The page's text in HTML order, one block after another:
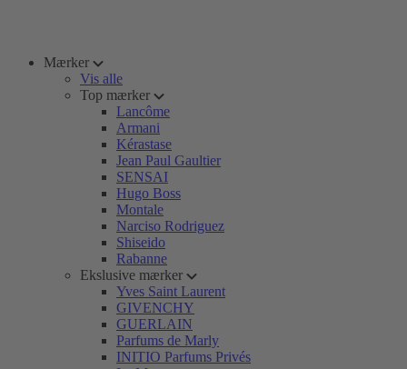
Mærker
Vis alle
Top mærker
Lancôme
Armani
Kérastase
Jean Paul Gaultier
SENSAI
Hugo Boss
Montale
Narciso Rodriguez
Shiseido
Rabanne
Ekslusive mærker
Yves Saint Laurent
GIVENCHY
GUERLAIN
Parfums de Marly
INITIO Parfums Privés